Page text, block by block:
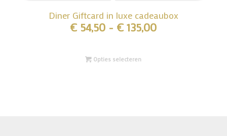
Diner Giftcard in luxe cadeaubox
€ 54,50 - € 135,00Prijsklasse:
Opties selecteren